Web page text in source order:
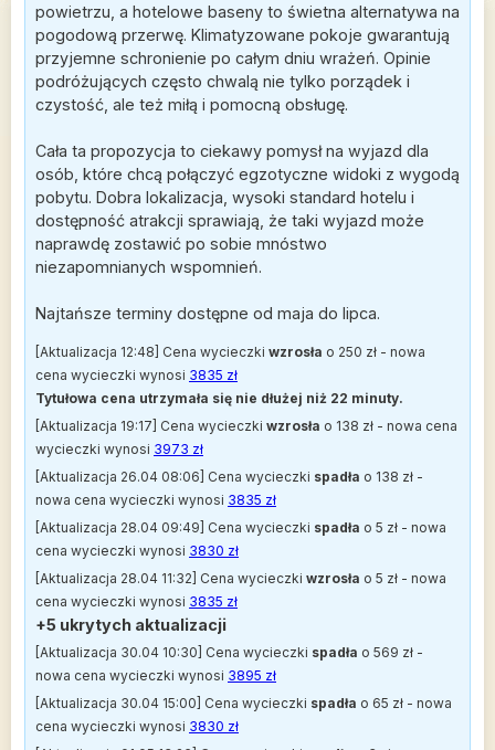
powietrzu, a hotelowe baseny to świetna alternatywa na
pogodową przerwę. Klimatyzowane pokoje gwarantują
przyjemne schronienie po całym dniu wrażeń. Opinie
podróżujących często chwalą nie tylko porządek i
czystość, ale też miłą i pomocną obsługę.
Cała ta propozycja to ciekawy pomysł na wyjazd dla
osób, które chcą połączyć egzotyczne widoki z wygodą
pobytu. Dobra lokalizacja, wysoki standard hotelu i
dostępność atrakcji sprawiają, że taki wyjazd może
naprawdę zostawić po sobie mnóstwo
niezapomnianych wspomnień.
Najtańsze terminy dostępne od maja do lipca.
[Aktualizacja 12:48] Cena wycieczki wzrosła o 250 zł - nowa
cena wycieczki wynosi 3835 zł
Tytułowa cena utrzymała się nie dłużej niż 22 minuty.
[Aktualizacja 19:17] Cena wycieczki wzrosła o 138 zł - nowa cena
wycieczki wynosi 3973 zł
[Aktualizacja 26.04 08:06] Cena wycieczki spadła o 138 zł -
nowa cena wycieczki wynosi 3835 zł
[Aktualizacja 28.04 09:49] Cena wycieczki spadła o 5 zł - nowa
cena wycieczki wynosi 3830 zł
[Aktualizacja 28.04 11:32] Cena wycieczki wzrosła o 5 zł - nowa
cena wycieczki wynosi 3835 zł
+5 ukrytych aktualizacji
[Aktualizacja 30.04 10:30] Cena wycieczki spadła o 569 zł -
nowa cena wycieczki wynosi 3895 zł
[Aktualizacja 30.04 15:00] Cena wycieczki spadła o 65 zł - nowa
cena wycieczki wynosi 3830 zł